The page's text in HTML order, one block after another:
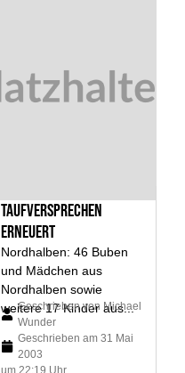
Taufversprechen
erneuert
Nordhalben: 46 Buben
und Mädchen aus
Nordhalben sowie
weitere 17 Kinder aus...
Geschrieben von Michael
Wunder
Geschrieben am 31 Mai
2003
um 22:19 Uhr